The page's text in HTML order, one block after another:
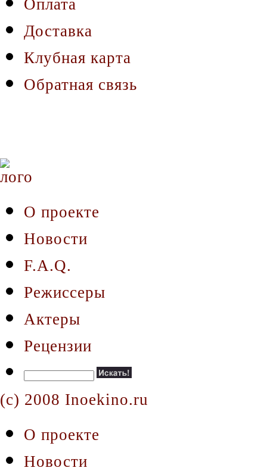
Оплата
Доставка
Клубная карта
Обратная связь
О проекте
Новости
F.A.Q.
Режиссеры
Актеры
Рецензии
(c) 2008 Inoekino.ru
О проекте
Новости